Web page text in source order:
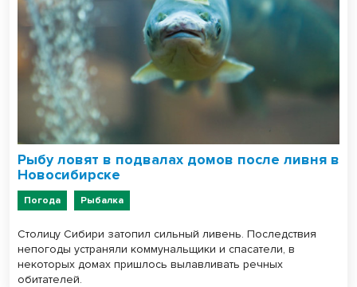
Рыбу ловят в подвалах домов после ливня в
Новосибирске
Погода Рыбалка
Столицу Сибири затопил сильный ливень. Последствия
непогоды устраняли коммунальщики и спасатели, в
некоторых домах пришлось вылавливать речных
обитателей.